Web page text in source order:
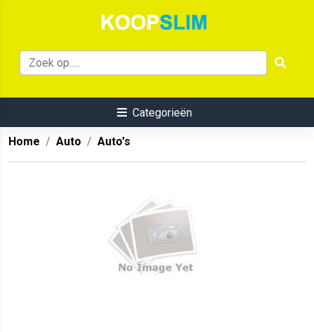
Categorieën
Home Auto Auto's